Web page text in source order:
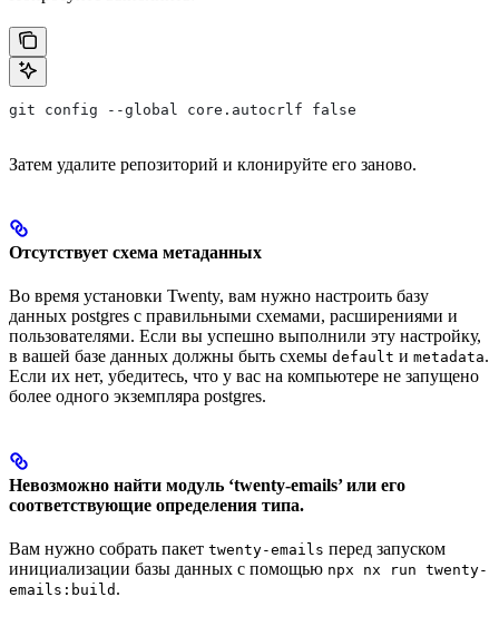
git config --global core.autocrlf false
Затем удалите репозиторий и клонируйте его заново.
Отсутствует схема метаданных
Во время установки Twenty, вам нужно настроить базу
данных postgres с правильными схемами, расширениями и
пользователями. Если вы успешно выполнили эту настройку,
в вашей базе данных должны быть схемы default и metadata.
Если их нет, убедитесь, что у вас на компьютере не запущено
более одного экземпляра postgres.
Невозможно найти модуль ‘twenty-emails’ или его
соответствующие определения типа.
Вам нужно собрать пакет twenty-emails перед запуском
инициализации базы данных с помощью npx nx run twenty-
emails:build .